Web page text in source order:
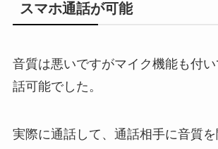
スマホ通話が可能
音質は悪いですがマイク機能も付
話可能でした。
実際に通話して、通話相手に音質を